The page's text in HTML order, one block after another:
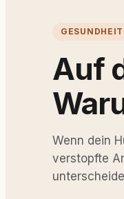
Auf
Wenn dein
verstopfte